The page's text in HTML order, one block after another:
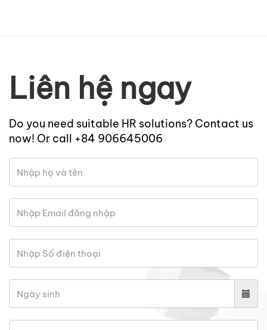
Liên hệ ngay
Do you need suitable HR solutions? Contact us
now! Or call +84 906645006